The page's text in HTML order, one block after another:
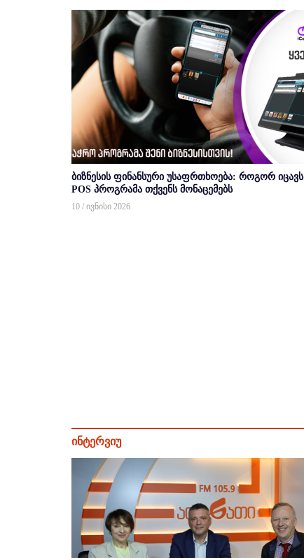
ბიზნესის ფინანსური უსაფრთხოება: როგორ იცავს
POS პროგრამა თქვენს მონაცემებს
10 / ივნისი 2026
ინტერვიუ